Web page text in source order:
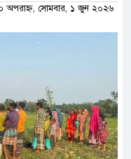
অপরাহ্ন, সোমবার, ১ জুন ২০২৬